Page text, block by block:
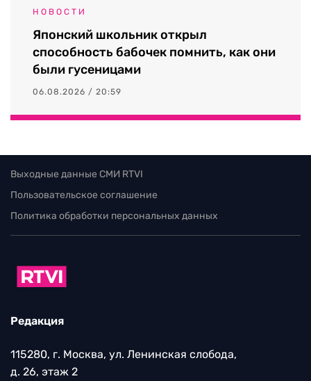
НОВОСТИ
Японский школьник открыл
способность бабочек помнить, как они
были гусеницами
06.08.2026 / 20:59
Выходные данные СМИ RTVI
Пользовательское соглашение
Политика обработки персональных данных
Редакция
115280, г. Москва, ул. Ленинская слобода,
д. 26, этаж 2